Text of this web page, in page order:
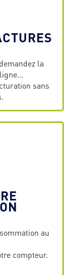
la
sans
au
compteur.